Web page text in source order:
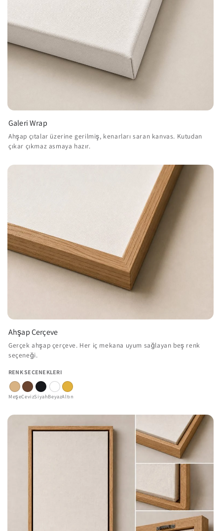
Galeri Wrap
Ahşap çıtalar üzerine gerilmiş, kenarları saran kanvas. Kutudan
çıkar çıkmaz asmaya hazır.
Ahşap Çerçeve
Gerçek ahşap çerçeve. Her iç mekana uyum sağlayan beş renk
seçeneği.
RENK SEÇENEKLERI
MeşeCevizSiyahBeyazAltın